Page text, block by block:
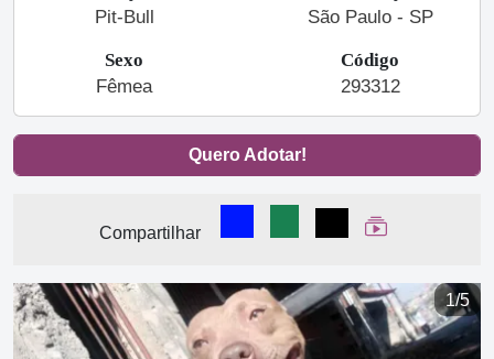
Pit-Bull
São Paulo - SP
Sexo
Fêmea
Código
293312
Quero Adotar!
Compartilhar
Compartilhar no Facebook
Compartilhar no
Compartilhar
Ver Web Story
1/5